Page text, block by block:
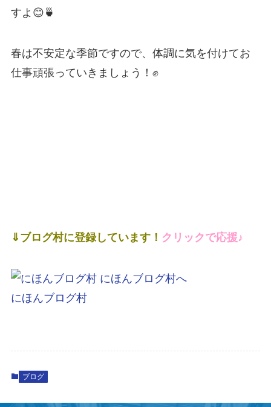
すよ😊🍵
春は不安定な季節ですので、体調に気を付けてお
仕事頑張っていきましょう！✊
⇓ブログ村に登録しています！ クリックで応援♪
にほんブログ村
ブログ